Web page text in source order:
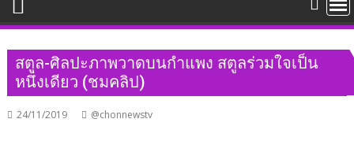
สตูล​-ศิลปะภาพวาดบนกำแพง สตูลร่วมใจเป็น
หนึ่งเดียว (ชมคลิป)
24/11/2019 @chonnewstv